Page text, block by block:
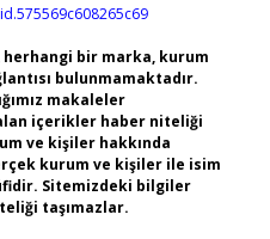
bir marka, kurum
bulunmamaktadır.
makaleler
içerikler haber niteliği
ve kişiler hakkında
kurum ve kişiler ile isim
Sitemizdeki bilgiler
taşımazlar.